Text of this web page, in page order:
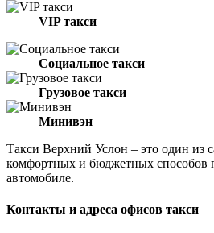
VIP такси
Социальное такси
Грузовое такси
Минивэн
Такси Верхний Услон – это один из
комфортных и бюджетных способов
автомобиле.
Контакты и адреса офисов такси